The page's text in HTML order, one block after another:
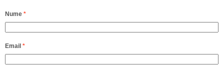
Nume *
Email *